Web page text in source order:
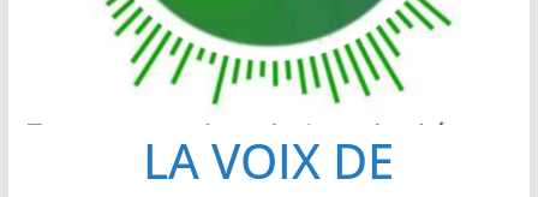
LA VOIX DE